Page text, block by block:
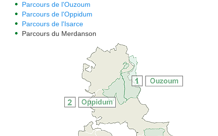
Parcours de l'Ouzoum
Parcours de l'Oppidum
Parcours de l'Isarce
Parcours du Merdanson